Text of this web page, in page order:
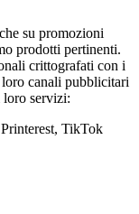
su promozioni
prodotti pertinenti.
crittografati con i
canali pubblicitari
servizi:
TikTok